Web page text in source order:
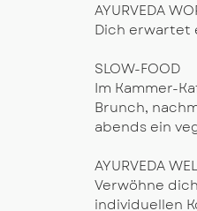
AYURVEDA
Dich erwartet
SLOW-FOOD
Im Kammer-
Brunch,
abends ein
​AYURVEDA
Verwöhne
individuellen